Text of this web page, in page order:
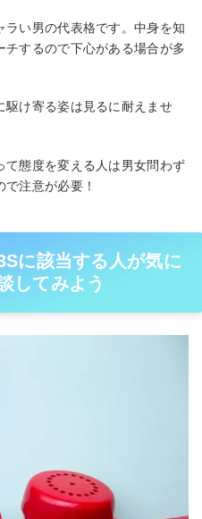
い男の代表格です。中身を知
するので下心がある場合が多
駆け寄る姿は見るに耐えませ
て態度を変える人は男女問わず
注意が必要！
に該当する人が気に
してみよう